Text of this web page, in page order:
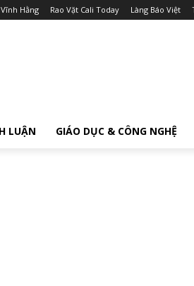
Hằng Rao Vặt Cali Today Làng Báo Việt
LUẬN GIÁO DỤC & CÔNG NGHỆ